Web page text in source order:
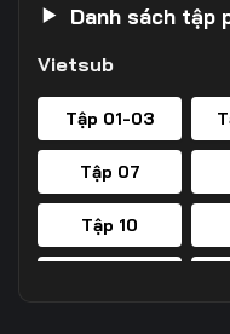
Danh sách tập
Vietsub
Tập 01-03
Tập 07
Tập 10